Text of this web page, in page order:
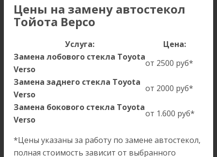
Цены на замену автостекол
Тойота Версо
Услуга:
Цена:
Замена лобового стекла Toyota
Verso
от 2500 руб*
Замена заднего стекла Toyota
Verso
от 2000 руб*
Замена бокового стекла Toyota
Verso
от 1.600 руб*
*Цены указаны за работу по замене автостекол,
полная стоимость зависит от выбранного